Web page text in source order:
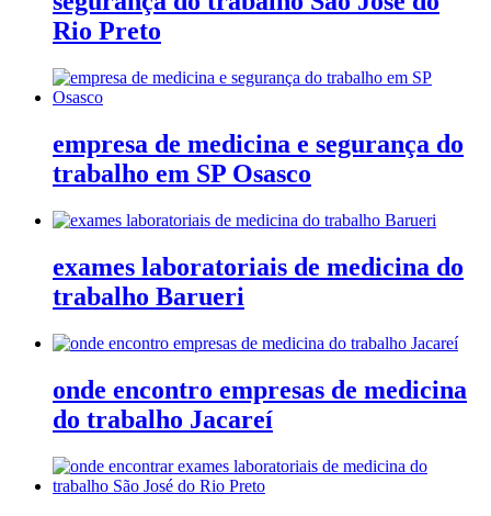
Rio Preto
empresa de medicina e segurança do
trabalho em SP Osasco
exames laboratoriais de medicina do
trabalho Barueri
onde encontro empresas de medicina
do trabalho Jacareí